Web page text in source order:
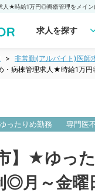
求人を探す
非常勤(アルバイト)医師
・病棟管理求人★時給1万
ゆったりめ勤務 専門医
市】★ゆっ
◎月～金曜